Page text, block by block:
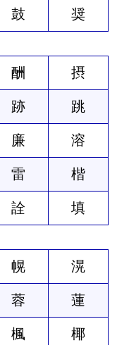
鼓 奨
酬 摂
跡 跳
廉 溶
雷 楷
詮 填
幌 滉
蓉 蓮
楓 椰